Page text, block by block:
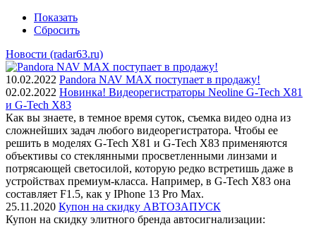
Показать
Сбросить
Новости (radar63.ru)
10.02.2022 Pandora NAV MAX поступает в продажу!
02.02.2022 Новинка! Видеорегистраторы Neoline G-Tech X81
и G-Tech X83
Как вы знаете, в темное время суток, съемка видео одна из
сложнейших задач любого видеорегистратора. Чтобы ее
решить в моделях G-Tech X81 и G-Tech X83 применяются
объективы со стеклянными просветленными линзами и
потрясающей светосилой, которую редко встретишь даже в
устройствах премиум-класса. Например, в G-Tech X83 она
составляет F1.5, как у IPhone 13 Pro Max.
25.11.2020 Купон на скидку АВТОЗАПУСК
Купон на скидку элитного бренда автосигнализации: